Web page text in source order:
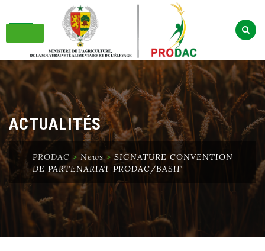
Skip
content
ACTUALITÉS
PRODAC > News> SIGNATURE CONVENTION
DE PARTENARIAT PRODAC/BASIF